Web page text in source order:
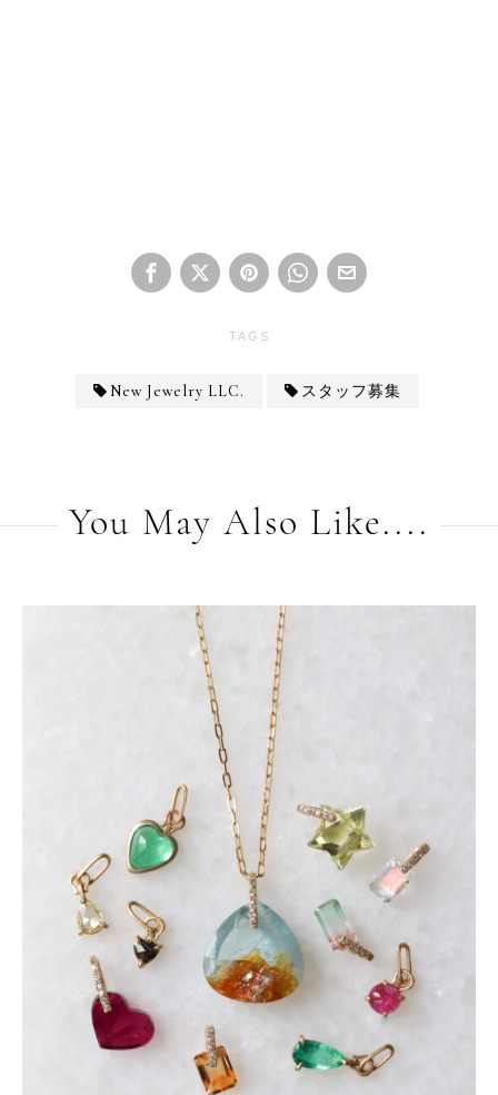
TAGS
New Jewelry LLC. スタッフ募集
You May Also Like....